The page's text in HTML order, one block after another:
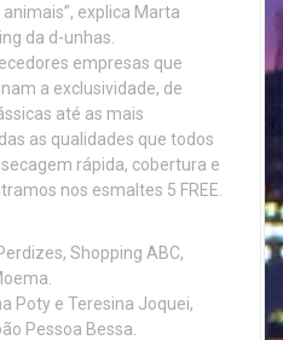
explica Marta
da d-unhas.
empresas que
a exclusividade, de
até as mais
as qualidades que todos
rápida, cobertura e
nos esmaltes 5 FREE.
Shopping ABC,
Poty e Teresina Joquei,
Pessoa Bessa.